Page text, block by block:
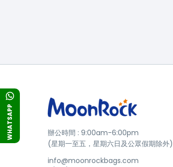
WHATSAPP
辦公時間 : 9:00am-6:00pm
(星期一至五，星期六日及公眾假期除外)
info@moonrockbags.com